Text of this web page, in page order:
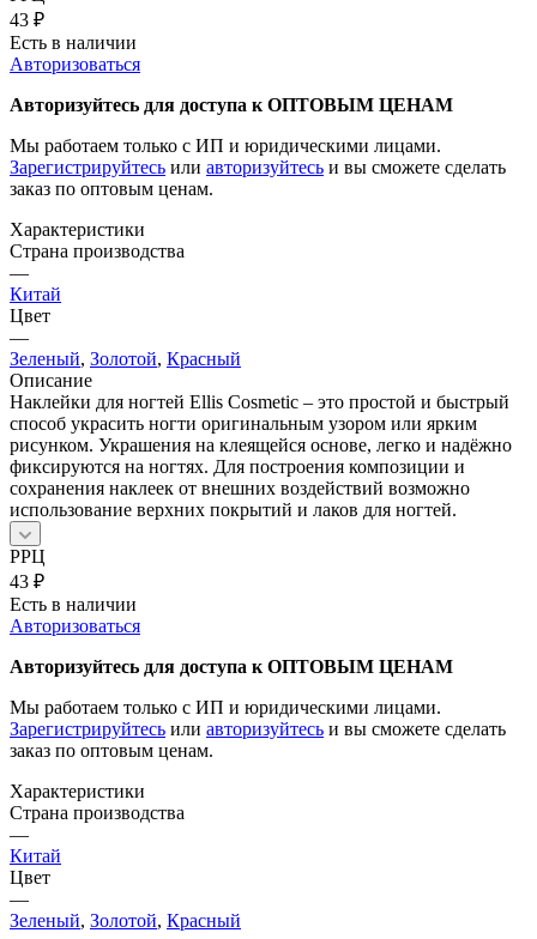
43 ₽
Есть в наличии
Авторизоваться
Авторизуйтесь для доступа к ОПТОВЫМ ЦЕНАМ
Мы работаем только с ИП и юридическими лицами.
Зарегистрируйтесь или авторизуйтесь и вы сможете сделать
заказ по оптовым ценам.
Характеристики
Страна производства
—
Китай
Цвет
—
Зеленый, Золотой, Красный
Описание
Наклейки для ногтей Ellis Cosmetic – это простой и быстрый
способ украсить ногти оригинальным узором или ярким
рисунком. Украшения на клеящейся основе, легко и надёжно
фиксируются на ногтях. Для построения композиции и
сохранения наклеек от внешних воздействий возможно
использование верхних покрытий и лаков для ногтей.
РРЦ
43 ₽
Есть в наличии
Авторизоваться
Авторизуйтесь для доступа к ОПТОВЫМ ЦЕНАМ
Мы работаем только с ИП и юридическими лицами.
Зарегистрируйтесь или авторизуйтесь и вы сможете сделать
заказ по оптовым ценам.
Характеристики
Страна производства
—
Китай
Цвет
—
Зеленый, Золотой, Красный